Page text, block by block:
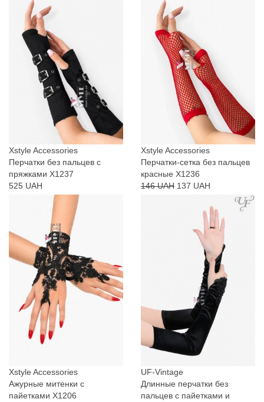
Xstyle Accessories
Перчатки без пальцев с
пряжками X1237
525 UAH
Xstyle Accessories
Перчатки-сетка без пальцев
красные X1236
146 UAH 137 UAH
Xstyle Accessories
Ажурные митенки с
пайетками X1206
UF-Vintage
Длинные перчатки без
пальцев с пайетками и